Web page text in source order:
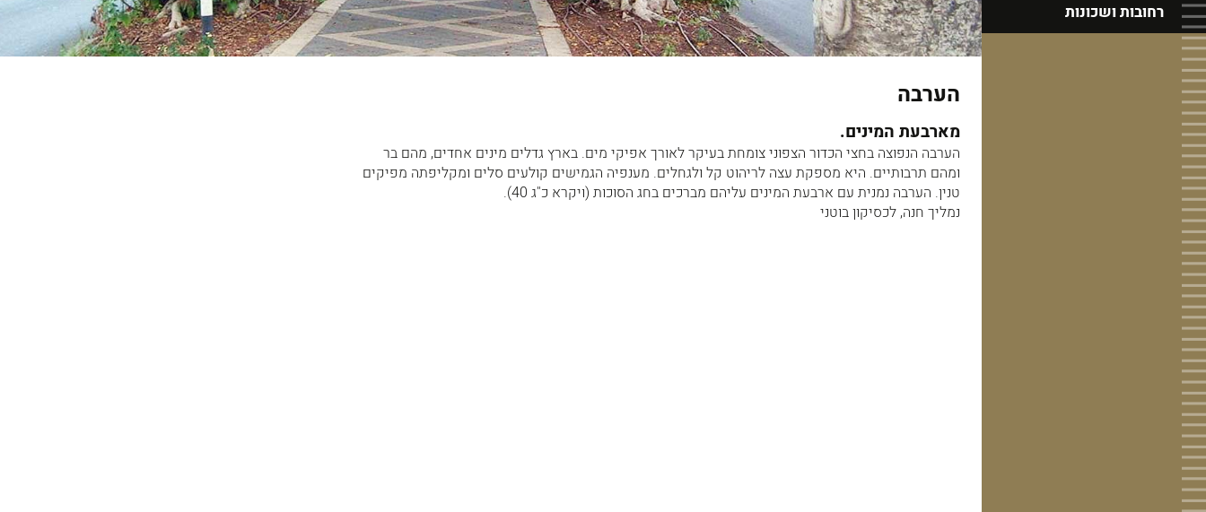
רחובות ושכונות
הערבה
מארבעת המינים.
הערבה הנפוצה בחצי הכדור הצפוני צומחת בעיקר לאורך אפיקי מים. בארץ גדלים מינים אחדים, מהם בר
ומהם תרבותיים. היא מספקת עצה לריהוט קל ולגחלים. מענפיה הגמישים קולעים סלים ומקליפתה מפיקים
טנין. הערבה נמנית עם ארבעת המינים עליהם מברכים בחג הסוכות (ויקרא כ"ג 40).
נמליך חנה, לכסיקון בוטני